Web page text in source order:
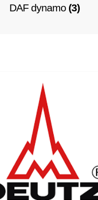
DAF dynamo (3)